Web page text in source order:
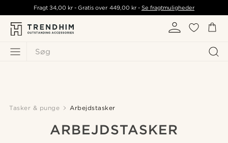
Søg
Fragt34,00 kr - Gratis over 449,00 kr- Se fragtmuligheder
Tasker & punge Arbejdstasker
ARBEJDSTASKER